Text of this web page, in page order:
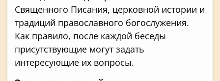
Священного Писания, церковной истории и
традиций православного богослужения.
Как правило, после каждой беседы
присутствующие могут задать
интересующие их вопросы.